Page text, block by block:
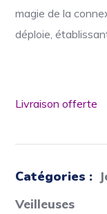
magie de la
déploie,
Livraison offerte
Catégories :
Veilleuses